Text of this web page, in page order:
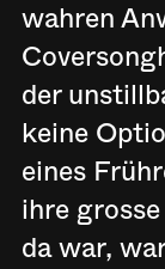
wahren
der
keine
eines
ihre
da war,